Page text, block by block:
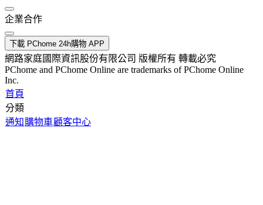
企業合作
下載 PChome 24h購物 APP
網路家庭國際資訊股份有限公司 版權所有 轉載必究
PChome and PChome Online are trademarks of PChome Online
Inc.
首頁
分類
通知 購物車顧客中心